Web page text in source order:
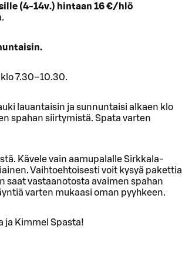
(4-14v.) hintaan 16 €/hlö
7.30–10.30.
lauantaisin ja sunnuntaisi alkaen klo
spahan siirtymistä. Spata varten
Kävele vain aamupalalle Sirkkala-
Vaihtoehtoisesti voit kysyä pakettia
saat vastaanotosta avaimen spahan
varten mukaasi oman pyyhkeen.
ja Kimmel Spasta!